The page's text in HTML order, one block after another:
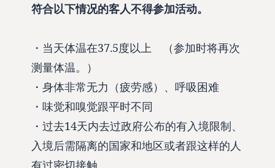
符合以下情况的客人不得参加活动。
・当天体温在37.5度以上 （参加时将再次
测量体温。）
・身体非常无力（疲劳感）、呼吸困难
・味觉和嗅觉跟平时不同
・过去14天内去过政府公布的有入境限制、
入境后需隔离的国家和地区或者跟这样的人
有过密切接触